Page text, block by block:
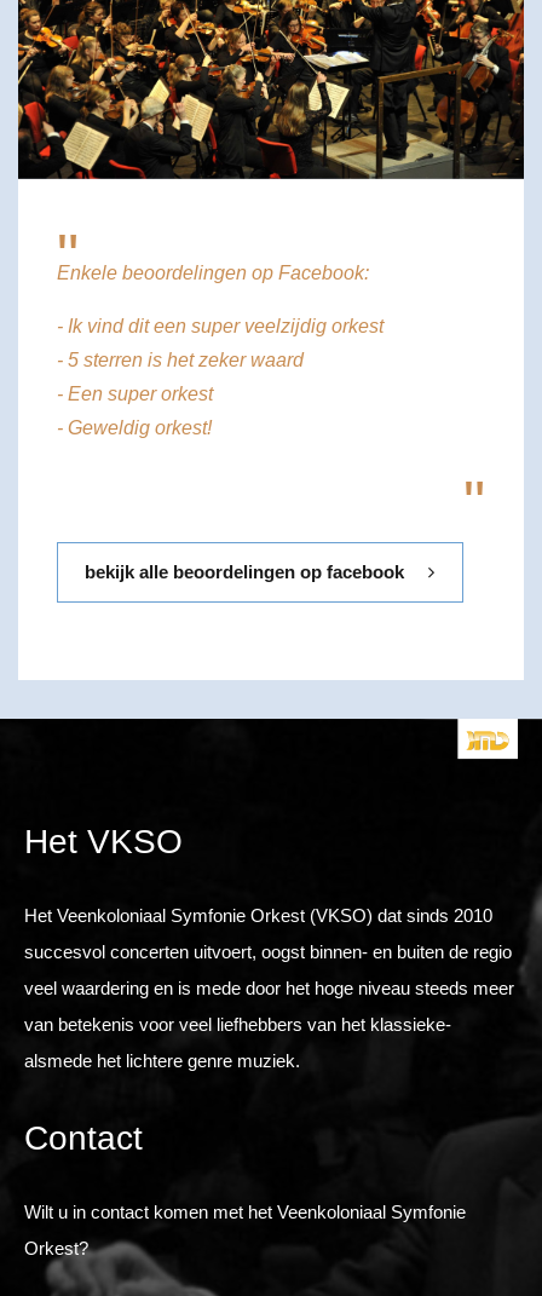
"
Enkele beoordelingen op Facebook:
- Ik vind dit een super veelzijdig orkest
- 5 sterren is het zeker waard
- Een super orkest
- Geweldig orkest!
"
bekijk alle beoordelingen op facebook
Het VKSO
Het Veenkoloniaal Symfonie Orkest (VKSO) dat sinds 2010
succesvol concerten uitvoert, oogst binnen- en buiten de regio
veel waardering en is mede door het hoge niveau steeds meer
van betekenis voor veel liefhebbers van het klassieke-
alsmede het lichtere genre muziek.
Contact
Wilt u in contact komen met het Veenkoloniaal Symfonie
Orkest?